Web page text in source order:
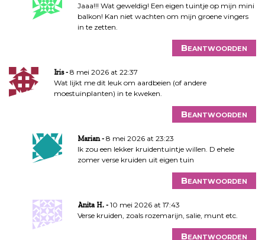
Jaaa!!! Wat geweldig! Een eigen tuintje op mijn mini
balkon! Kan niet wachten om mijn groene vingers
in te zetten.
Beantwoorden
Iris
8 mei 2026 at 22:37
Wat lijkt me dit leuk om aardbeien (of andere
moestuinplanten) in te kweken.
Beantwoorden
Marian
8 mei 2026 at 23:23
Ik zou een lekker kruidentuintje willen. D ehele
zomer verse kruiden uit eigen tuin
Beantwoorden
Anita H.
10 mei 2026 at 17:43
Verse kruiden, zoals rozemarijn, salie, munt etc.
Beantwoorden